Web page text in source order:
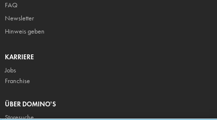
FAQ
Newsletter
Hinweis geben
KARRIERE
Jobs
Franchise
ÜBER DOMINO'S
Storesuche